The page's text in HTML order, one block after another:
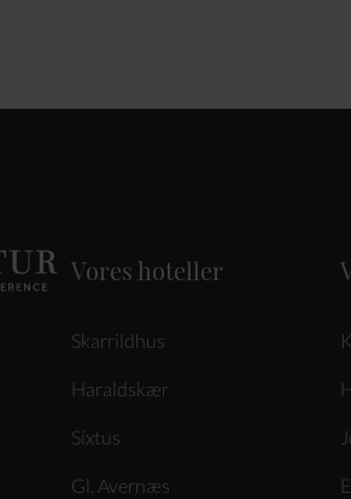
Vores hoteller
Skarrildhus
Haraldskær
Sixtus
Gl. Avernæs